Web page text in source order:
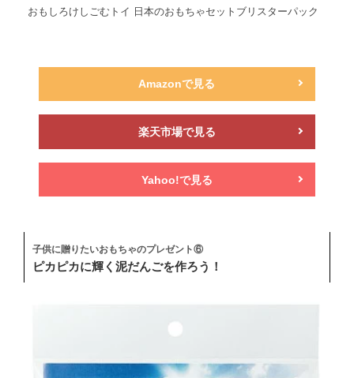
おもしろけしごむトイ 日本のおもちゃセットブリスターパック
Amazonで見る
楽天市場で見る
Yahoo!で見る
子供に贈りたいおもちゃのプレゼント⑥
ピカピカに輝く泥だんごを作ろう！